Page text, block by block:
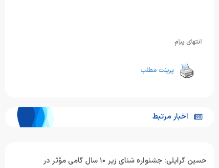
انتهای پیام
پرینت مطلب
اخبار مرتبط
حسین گرایلی: جشنواره شنای زیر ۱۰ سال گامی مؤثر در